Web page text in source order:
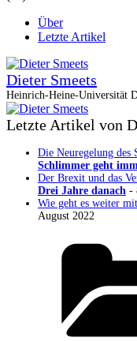
Über
Letzte Artikel
Dieter Smeets
Heinrich-Heine-Universität
Letzte Artikel von
Die Neuregelung des
Schlimmer geht
Der Brexit und das
Drei Jahre danach -
Wie geht es weiter
August 2022